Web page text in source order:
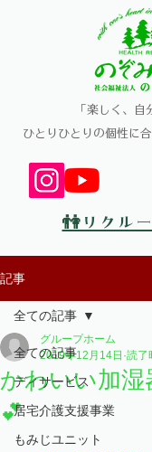
「楽しく、自
ひとりひとりの個性に
👫リクル
記事
全ての記事
ディサービス
居宅介護支援事業
もみじユニット
全ての記事
かわいい加湿
💕
グループホーム
2019年12月14日 読了